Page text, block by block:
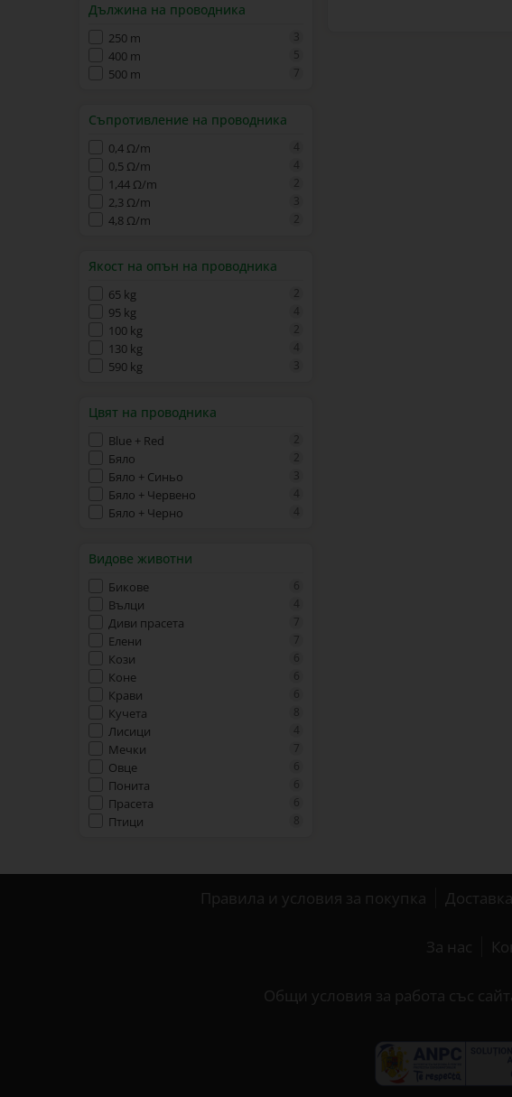
Дължина на проводника
250 m
400 m
500 m
Съпротивление на проводника
0,4 Ω/m
0,5 Ω/m
1,44 Ω/m
2,3 Ω/m
4,8 Ω/m
Якост на опън на проводника
65 kg
95 kg
100 kg
130 kg
590 kg
Цвят на проводника
Blue + Red
Бяло
Бяло + Синьо
Бяло + Червено
Бяло + Черно
Видове животни
Бикове
Вълци
Диви прасета
Елени
Кози
Коне
Крави
Кучета
Лисици
Мечки
Овце
Понита
Прасета
Птици
Правила и условия за покупка
За нас
Общи условия за работа със